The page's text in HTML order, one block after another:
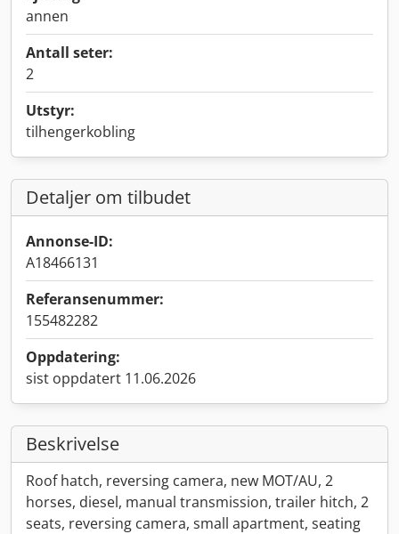
annen
Antall seter:
2
Utstyr:
tilhengerkobling
Detaljer om tilbudet
Annonse-ID:
A18466131
Referansenummer:
155482282
Oppdatering:
sist oppdatert 11.06.2026
Beskrivelse
Roof hatch, reversing camera, new MOT/AU, 2
horses, diesel, manual transmission, trailer hitch, 2
seats, reversing camera, small apartment, seating